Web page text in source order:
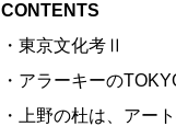
CONTENTS
・東京文化考Ⅱ
・アラーキーの
・上野の杜は、アー